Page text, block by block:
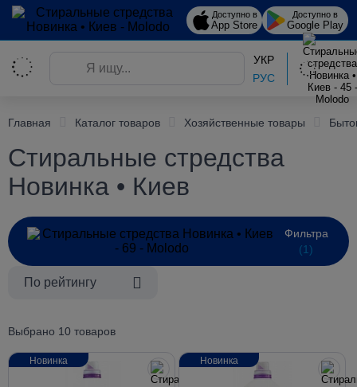
Доступно в
App Store
Доступно в
Google Play
УКР
РУС
Главная Каталог товаров Хозяйственные товары
Стиральные стредства
Новинка • Киев
Фильтра
(1)
По рейтингу
Выбрано 10 товаров
Новинка Новинка